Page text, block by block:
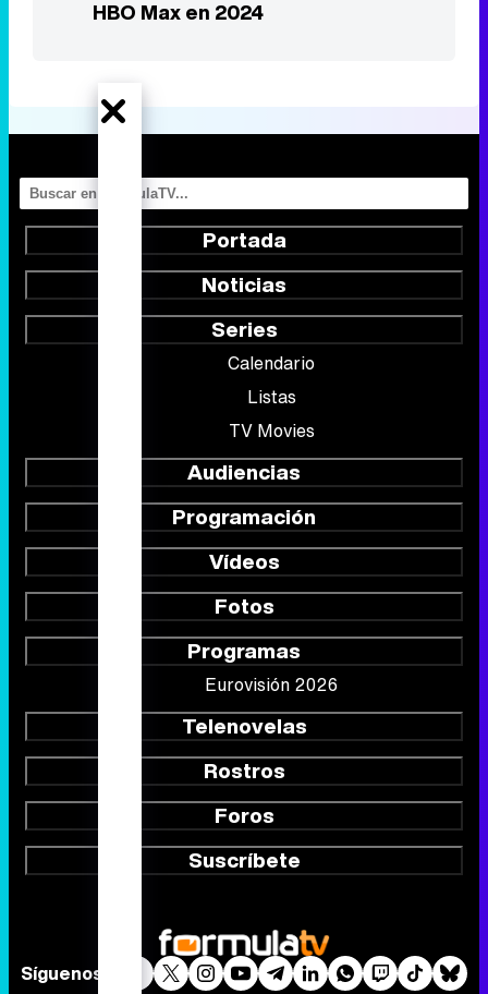
HBO Max en 2024
Portada
Noticias
Series
Calendario
Listas
TV Movies
Audiencias
Programación
Vídeos
Fotos
Programas
Eurovisión 2026
Telenovelas
Rostros
Foros
Suscríbete
Síguenos